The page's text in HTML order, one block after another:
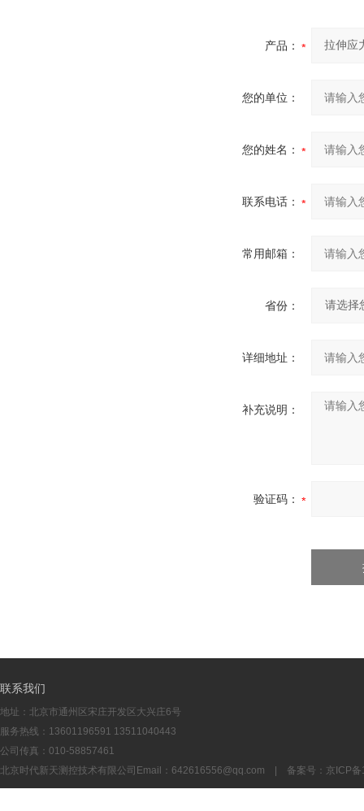
产品：
您的单位：
您的姓名：
联系电话：
常用邮箱：
省份：
详细地址：
补充说明：
验证码：
联系我们
地址：北京市通州区宋庄开发区大兴庄6号
服务热线：13601196591 13511040443
公司传真：010-58857461
北京时代新天测控技术有限公司Email： 642616556@qq.com | 备案号： 京ICP